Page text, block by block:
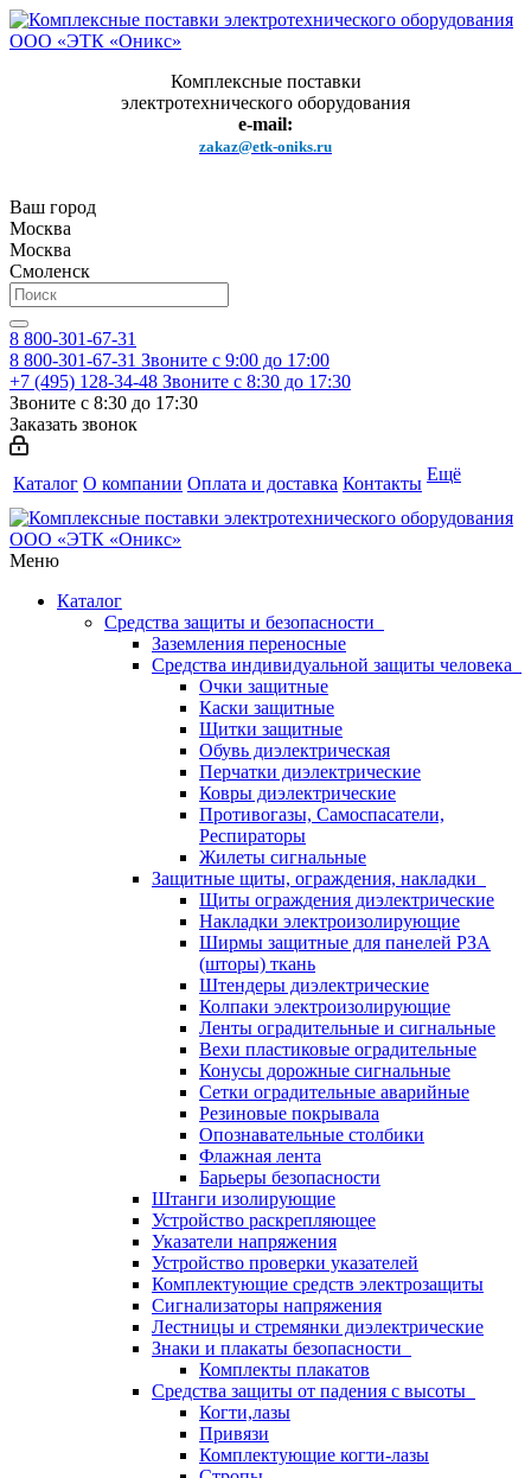
Комплексные поставки
электротехнического оборудования
e-mail:
zakaz@etk-oniks.ru
Ваш город
Москва
Москва
Смоленск
8 800-301-67-31
8 800-301-67-31 Звоните с 9:00 до 17:00
+7 (495) 128-34-48 Звоните с 8:30 до 17:30
Звоните с 8:30 до 17:30
Заказать звонок
Каталог О компании Оплата и доставка Контакты Ещё
Меню
Каталог
Средства защиты и безопасности
Заземления переносные
Средства индивидуальной защиты человека
Очки защитные
Каски защитные
Щитки защитные
Обувь диэлектрическая
Перчатки диэлектрические
Ковры диэлектрические
Противогазы, Самоспасатели,
Респираторы
Жилеты сигнальные
Защитные щиты, ограждения, накладки
Щиты ограждения диэлектрические
Накладки электроизолирующие
Ширмы защитные для панелей РЗА
(шторы) ткань
Штендеры диэлектрические
Колпаки электроизолирующие
Ленты оградительные и сигнальные
Вехи пластиковые оградительные
Конусы дорожные сигнальные
Сетки оградительные аварийные
Резиновые покрывала
Опознавательные столбики
Флажная лента
Барьеры безопасности
Штанги изолирующие
Устройство раскрепляющее
Указатели напряжения
Устройство проверки указателей
Комплектующие средств электрозащиты
Сигнализаторы напряжения
Лестницы и стремянки диэлектрические
Знаки и плакаты безопасности
Комплекты плакатов
Средства защиты от падения с высоты
Когти,лазы
Привязи
Комплектующие когти-лазы